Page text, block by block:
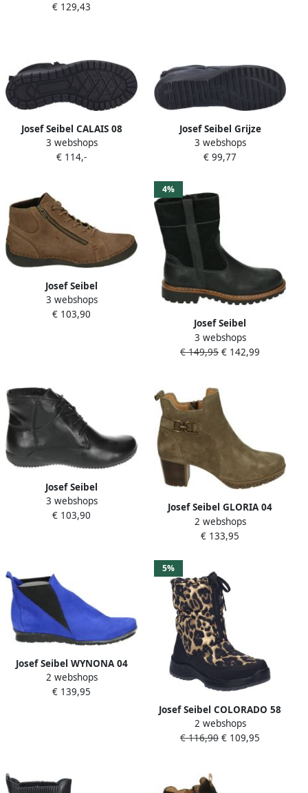
schoen comfortschoen met
€ 129,43
Josef Seibel CALAIS 08
WandellaarzenDames
laarzen Zwart
3 webshops
€ 114,-
Josef Seibel Grijze
Dameslaarzen
Weerbestendig en Stijlvol
3 webshops
€ 99,77
Josef Seibel
FERGEY~67~~~~~~~~~~~~~~~~~~~~~
Hoge
3 webshops
€ 103,90
4%
Josef Seibel
laarzen Vachtlaarzen Zwart
3 webshops
€ 149,95 € 142,99
Josef Seibel
NALY~09~~~~~~~~~~~~~~~~~~~~~~~
Hoge
schoenen Zwart
3 webshops
€ 103,90
Josef Seibel GLORIA 04
Laarsjes Taupe
2 webshops
€ 133,95
Josef Seibel WYNONA 04
Half-hoge schoenenBarefoot
Blauw
2 webshops
€ 139,95
5%
Josef Seibel COLORADO 58
WandellaarzenDames
laarzen Bruin
2 webshops
€ 116,90 € 109,95